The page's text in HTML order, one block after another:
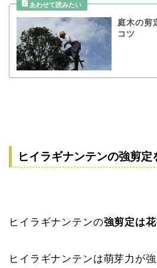
庭木の剪
コツ
ヒイラギナンテンの強剪定
ヒイラギナンテンの強剪定は
ヒイラギナンテンは萌芽力が